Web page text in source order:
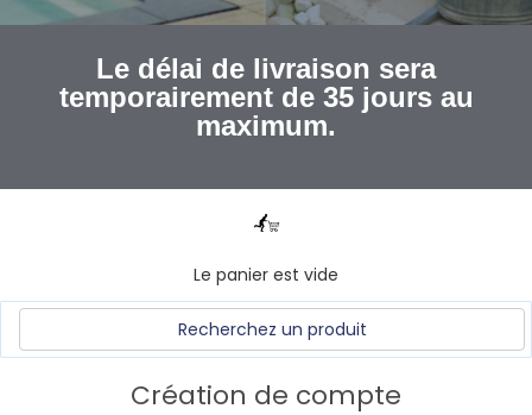
Le délai de livraison sera
temporairement de 35 jours au
maximum.
Le panier est vide
Création de compte